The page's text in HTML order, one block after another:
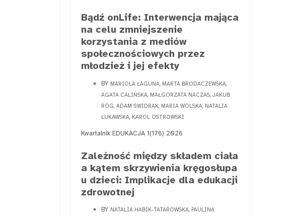
Bądź onLife: Interwencja mająca
na celu zmniejszenie
korzystania z mediów
społecznościowych przez
młodzież i jej efekty
BY MARIOLA ŁAGUNA, MARTA BRODACZEWSKA,
AGATA CALIŃSKA, MAŁGORZATA NACZAS, JAKUB
RÓG, ADAM ŚWIDRAK, MARIA WOLSKA, NATALIA
ŁUKAWSKA, KAROL OSTROWSKI
Kwartalnik EDUKACJA 1(176) 2026
Zależność między składem ciała
a kątem skrzywienia kręgosłupa
u dzieci: Implikacje dla edukacji
zdrowotnej
BY NATALIA HABIK-TATAROWSKA, PAULINA